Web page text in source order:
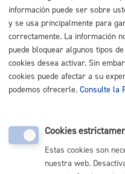
Listado completo de
Llego, vivo en
Registro general:
expediente
* Online con
información puede ser sobre
y se usa principalmente para
correctamente. La información
puede bloquear algunos tipos
cookies desea activar. Sin
cookies puede afectar a su
podemos ofrecerle. Consulte la
Cookies
Estas cookies son
nuestra web.